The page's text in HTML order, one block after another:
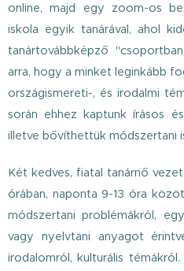
online, majd egy zoom-os
iskola egyik tanárával, ahol
tanártovábbképző
arra, hogy a minket leginkább
országismereti-, és irodalmi
során ehhez kaptunk írásos
illetve bővíthettük módszertani
Két kedves, fiatal tanárnő
órában, naponta 9-13 óra
módszertani problémákról,
vagy nyelvtani anyagot
irodalomról, kulturális